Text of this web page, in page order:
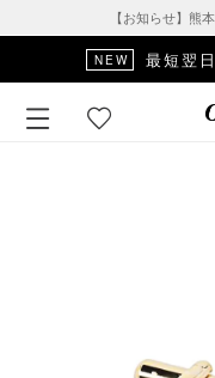
【お知らせ】熊
NEW 最短翌